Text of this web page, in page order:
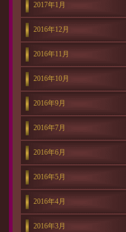
2017年1月
2016年12月
2016年11月
2016年10月
2016年9月
2016年7月
2016年6月
2016年5月
2016年4月
2016年3月